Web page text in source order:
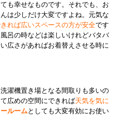
も幸せなものです。それでも、お
は少しだけ大変ですよね。元気な
れば広いスペースの方が安全です
呂の時などは楽しいけれどバタバ
広さがあればお着替えさせる時に
濯機置き場となる間取りも多いの
広めの空間にできれば天気を気に
ルームとしても大変有効にお使い